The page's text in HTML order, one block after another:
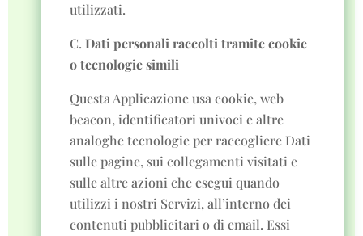
utilizzati.
C. Dati personali raccolti tramite cookie
o tecnologie simili
Questa Applicazione usa cookie, web
beacon, identificatori univoci e altre
analoghe tecnologie per raccogliere Dati
sulle pagine, sui collegamenti visitati e
sulle altre azioni che esegui quando
utilizzi i nostri Servizi, all’interno dei
contenuti pubblicitari o di email. Essi